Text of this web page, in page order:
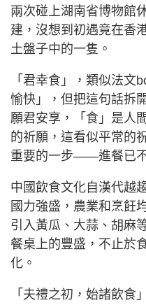
兩次碰上湖南省博物館
建，沒想到初遇竟在香
土盤子中的一隻。
「君幸食」，類似法文
愉快」，但把這句話拆
願君安享，「食」是人
的祈願，這看似平常的
重要的一步——進餐已
中國飲食文化自漢代越
國力強盛，農業和烹飪
引入黃瓜、大蒜、胡麻
餐桌上的豐盛，不止於
化。
「夫禮之初，始諸飲食